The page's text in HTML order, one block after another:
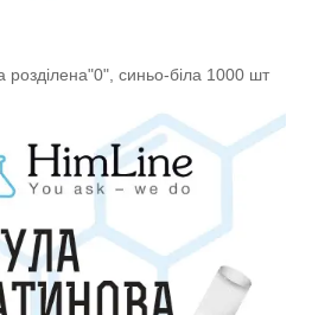
розділена"0", синьо-біла 1000 шт